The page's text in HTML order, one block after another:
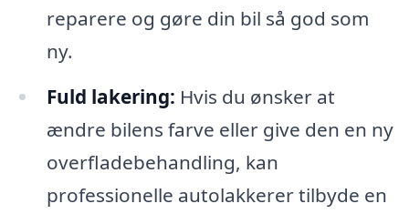
reparere og gøre din bil så god som
ny.
Fuld lakering: Hvis du ønsker at
ændre bilens farve eller give den en ny
overfladebehandling, kan
professionelle autolakkerer tilbyde en